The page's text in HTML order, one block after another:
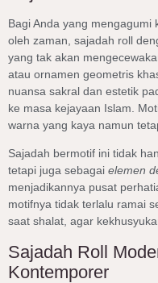
Bagi Anda yang mengagumi
oleh zaman, sajadah roll
yang tak akan
atau ornamen geometris
nuansa sakral dan estetik
ke masa kejayaan Islam.
warna yang kaya namun
Sajadah bermotif ini tidak
tetapi juga sebagai elemen
menjadikannya pusat
motifnya tidak terlalu ramai
saat shalat, agar
Sajadah Roll
Kontemporer